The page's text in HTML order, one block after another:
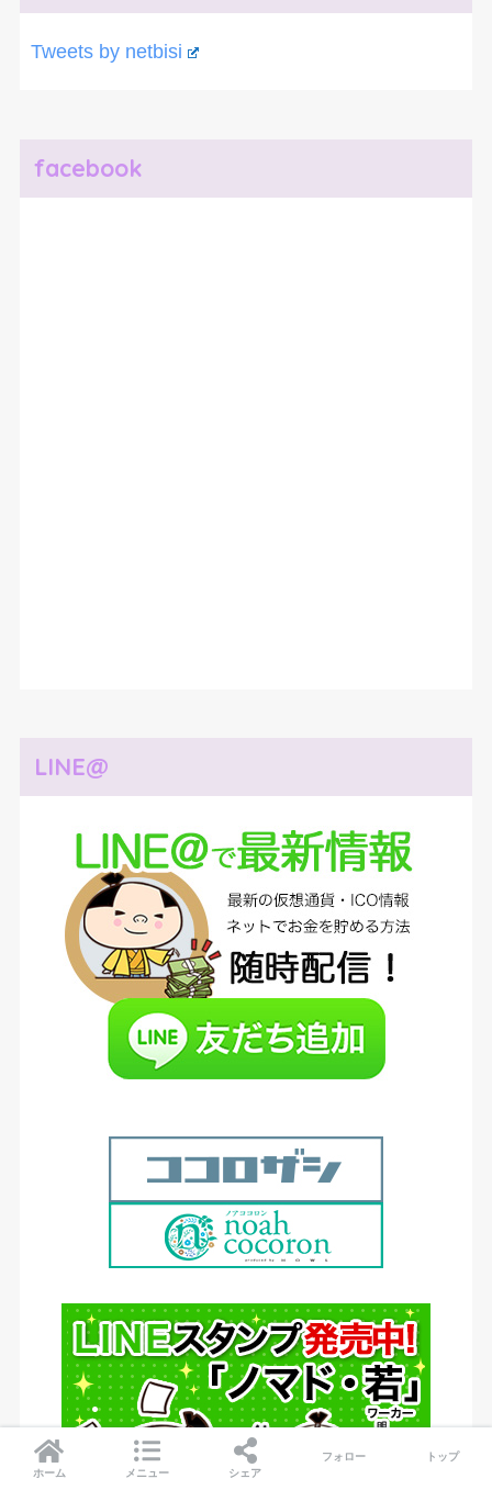
Tweets by netbisi
facebook
LINE@
ホーム メニュー シェア
フォロー トップ